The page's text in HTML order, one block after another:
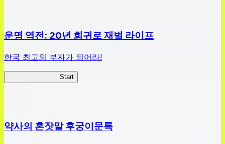
운명 역전: 20년 회귀로 재벌 라이프
한국 최고의 부자가 되어라!
Start
약사의 혼잣말 후궁이문록